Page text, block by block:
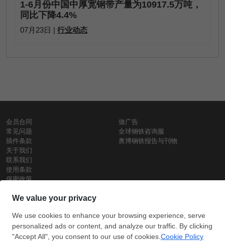
1-6月份中国中厚宽钢带产量为10917.5万吨，
同比下降4.4%
07月23日 | 行业动态
会员合同
常见问题
插件条款
关于我们
联系我们
使用条款
保密政策
做广告
全球钢铁咨询服
奥博钢铁报告与刊物
铁价格
每日废钢价格
盘条价格
保留所有权利
订 信用卡支 支付宝支